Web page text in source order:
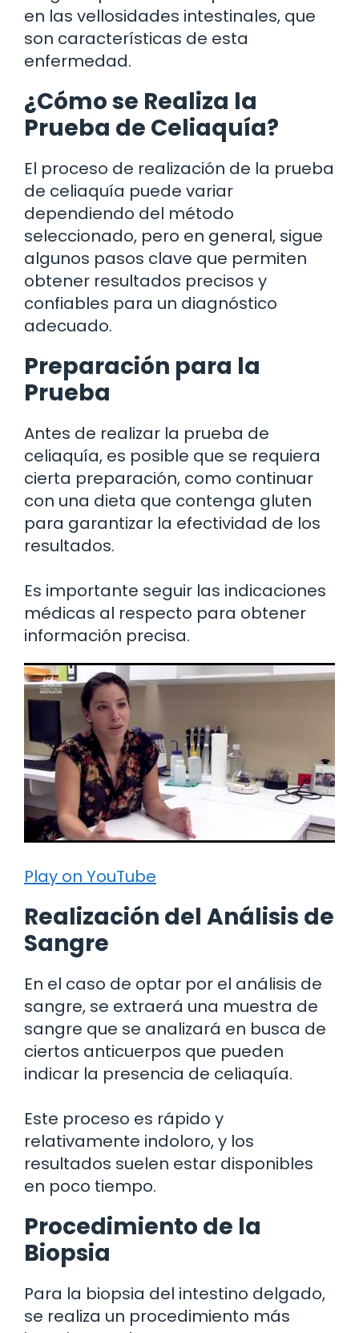
en las vellosidades intestinales, que
son características de esta
enfermedad.
¿Cómo se Realiza la
Prueba de Celiaquía?
El proceso de realización de la prueba
de celiaquía puede variar
dependiendo del método
seleccionado, pero en general, sigue
algunos pasos clave que permiten
obtener resultados precisos y
confiables para un diagnóstico
adecuado.
Preparación para la
Prueba
Antes de realizar la prueba de
celiaquía, es posible que se requiera
cierta preparación, como continuar
con una dieta que contenga gluten
para garantizar la efectividad de los
resultados.
Es importante seguir las indicaciones
médicas al respecto para obtener
información precisa.
Play on YouTube
Realización del Análisis de
Sangre
En el caso de optar por el análisis de
sangre, se extraerá una muestra de
sangre que se analizará en busca de
ciertos anticuerpos que pueden
indicar la presencia de celiaquía.
Este proceso es rápido y
relativamente indoloro, y los
resultados suelen estar disponibles
en poco tiempo.
Procedimiento de la
Biopsia
Para la biopsia del intestino delgado,
se realiza un procedimiento más